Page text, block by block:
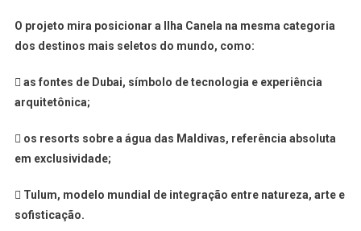
O projeto mira posicionar a Ilha Canela na mesma categoria
dos destinos mais seletos do mundo, como:
 as fontes de Dubai, símbolo de tecnologia e experiência
arquitetônica;
 os resorts sobre a água das Maldivas, referência absoluta
em exclusividade;
 Tulum, modelo mundial de integração entre natureza, arte e
sofisticação.